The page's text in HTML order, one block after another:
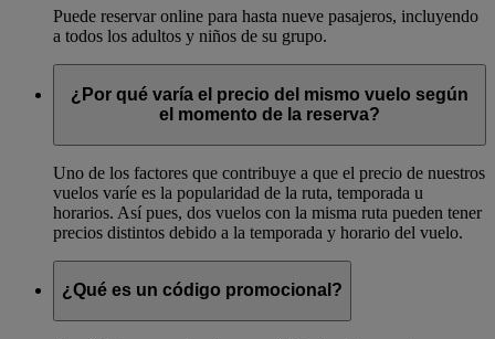
Puede reservar online para hasta nueve pasajeros, incluyendo
a todos los adultos y niños de su grupo.
¿Por qué varía el precio del mismo vuelo según
el momento de la reserva?
Uno de los factores que contribuye a que el precio de nuestros
vuelos varíe es la popularidad de la ruta, temporada u
horarios. Así pues, dos vuelos con la misma ruta pueden tener
precios distintos debido a la temporada y horario del vuelo.
¿Qué es un código promocional?